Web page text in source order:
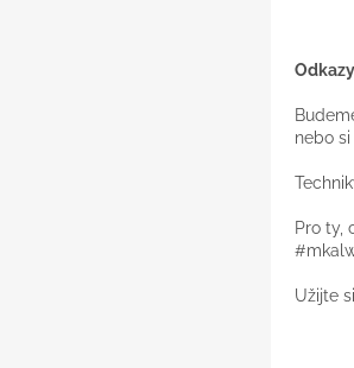
Odkazy
nebo
Pro ty,
Užijte